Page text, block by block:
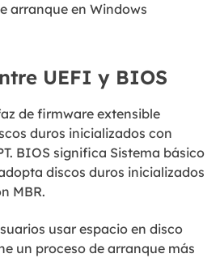
arranque en Windows
UEFI y BIOS
de firmware extensible
duros inicializados con
BIOS significa Sistema básico
discos duros inicializados
MBR.
usar espacio en disco
un proceso de arranque más